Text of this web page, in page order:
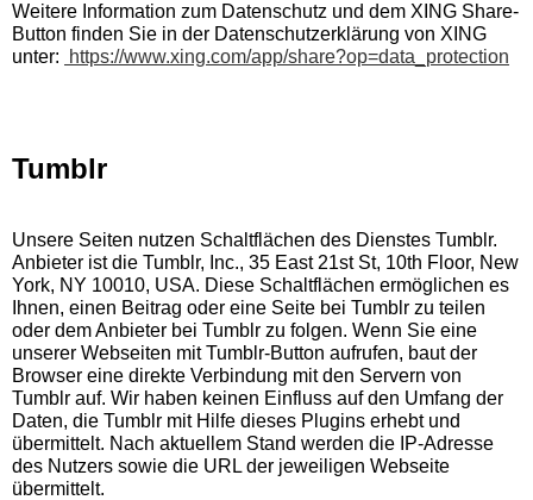
Weitere Information zum Datenschutz und dem XING Share-
Button finden Sie in der Datenschutzerklärung von XING
unter:
https://www.xing.com/app/share?op=data_protection
Tumblr
Unsere Seiten nutzen Schaltflächen des Dienstes Tumblr.
Anbieter ist die Tumblr, Inc., 35 East 21st St, 10th Floor, New
York, NY 10010, USA. Diese Schaltflächen ermöglichen es
Ihnen, einen Beitrag oder eine Seite bei Tumblr zu teilen
oder dem Anbieter bei Tumblr zu folgen. Wenn Sie eine
unserer Webseiten mit Tumblr-Button aufrufen, baut der
Browser eine direkte Verbindung mit den Servern von
Tumblr auf. Wir haben keinen Einfluss auf den Umfang der
Daten, die Tumblr mit Hilfe dieses Plugins erhebt und
übermittelt. Nach aktuellem Stand werden die IP-Adresse
des Nutzers sowie die URL der jeweiligen Webseite
übermittelt.